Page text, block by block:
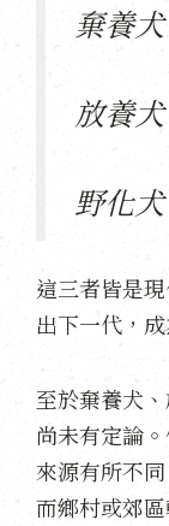
棄養犬
放養犬
野化犬
這三者皆是
出下一代，
至於棄養犬
尚未有定論
來源有所不
而鄉村或郊